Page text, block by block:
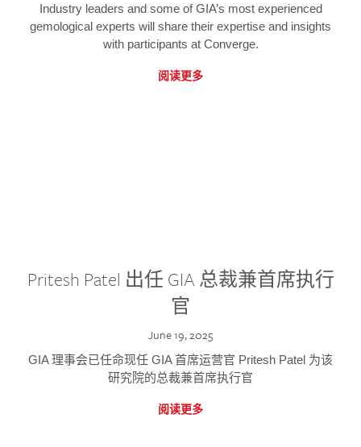
Industry leaders and some of GIA’s most experienced
gemological experts will share their expertise and insights
with participants at Converge.
阅读更多
Pritesh Patel 出任 GIA 总裁兼首席执行
官
June 19, 2025
GIA 理事会已任命现任 GIA 首席运营官 Pritesh Patel 为该
研究院的总裁兼首席执行官
阅读更多